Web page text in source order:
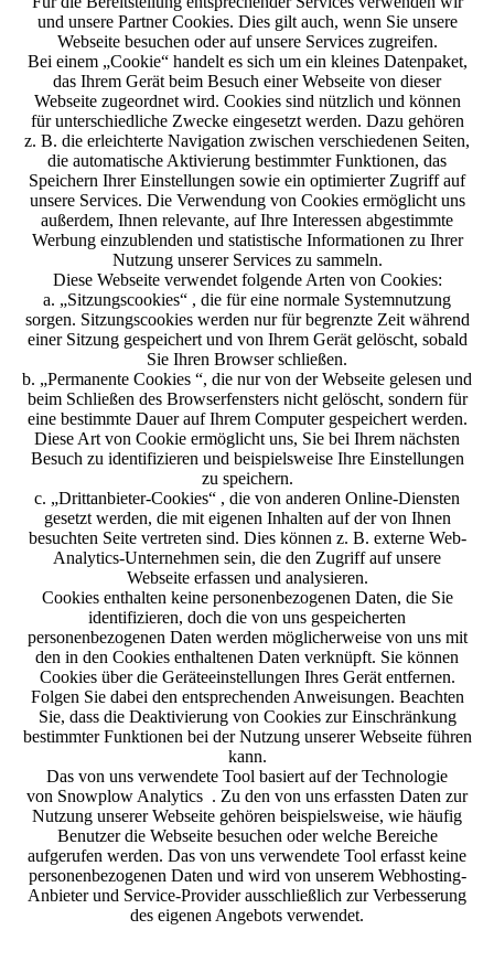
und unsere Partner Cookies. Dies gilt auch, wenn Sie unsere
Webseite besuchen oder auf unsere Services zugreifen.
Bei einem „Cookie“ handelt es sich um ein kleines Datenpaket,
das Ihrem Gerät beim Besuch einer Webseite von dieser
Webseite zugeordnet wird. Cookies sind nützlich und können
für unterschiedliche Zwecke eingesetzt werden. Dazu gehören
z. B. die erleichterte Navigation zwischen verschiedenen Seiten,
die automatische Aktivierung bestimmter Funktionen, das
Speichern Ihrer Einstellungen sowie ein optimierter Zugriff auf
unsere Services. Die Verwendung von Cookies ermöglicht uns
außerdem, Ihnen relevante, auf Ihre Interessen abgestimmte
Werbung einzublenden und statistische Informationen zu Ihrer
Nutzung unserer Services zu sammeln.
Diese Webseite verwendet folgende Arten von Cookies:
a. „Sitzungscookies“ , die für eine normale Systemnutzung
sorgen. Sitzungscookies werden nur für begrenzte Zeit während
einer Sitzung gespeichert und von Ihrem Gerät gelöscht, sobald
Sie Ihren Browser schließen.
b. „Permanente Cookies “, die nur von der Webseite gelesen und
beim Schließen des Browserfensters nicht gelöscht, sondern für
eine bestimmte Dauer auf Ihrem Computer gespeichert werden.
Diese Art von Cookie ermöglicht uns, Sie bei Ihrem nächsten
Besuch zu identifizieren und beispielsweise Ihre Einstellungen
zu speichern.
c. „Drittanbieter-Cookies“ , die von anderen Online-Diensten
gesetzt werden, die mit eigenen Inhalten auf der von Ihnen
besuchten Seite vertreten sind. Dies können z. B. externe Web-
Analytics-Unternehmen sein, die den Zugriff auf unsere
Webseite erfassen und analysieren.
Cookies enthalten keine personenbezogenen Daten, die Sie
identifizieren, doch die von uns gespeicherten
personenbezogenen Daten werden möglicherweise von uns mit
den in den Cookies enthaltenen Daten verknüpft. Sie können
Cookies über die Geräteeinstellungen Ihres Gerät entfernen.
Folgen Sie dabei den entsprechenden Anweisungen. Beachten
Sie, dass die Deaktivierung von Cookies zur Einschränkung
bestimmter Funktionen bei der Nutzung unserer Webseite führen
kann.
Das von uns verwendete Tool basiert auf der Technologie
von Snowplow Analytics . Zu den von uns erfassten Daten zur
Nutzung unserer Webseite gehören beispielsweise, wie häufig
Benutzer die Webseite besuchen oder welche Bereiche
aufgerufen werden. Das von uns verwendete Tool erfasst keine
personenbezogenen Daten und wird von unserem Webhosting-
Anbieter und Service-Provider ausschließlich zur Verbesserung
des eigenen Angebots verwendet.